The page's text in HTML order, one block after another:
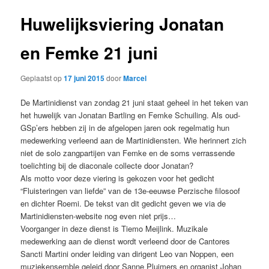
Huwelijksviering Jonatan
en Femke 21 juni
Geplaatst op17 juni 2015doorMarcel
De Martinidienst van zondag 21 juni staat geheel in het teken van
het huwelijk van Jonatan Bartling en Femke Schuiling. Als oud-
GSp’ers hebben zij in de afgelopen jaren ook regelmatig hun
medewerking verleend aan de Martinidiensten. Wie herinnert zich
niet de solo zangpartijen van Femke en de soms verrassende
toelichting bij de diaconale collecte door Jonatan?
Als motto voor deze viering is gekozen voor het gedicht
“Fluisteringen van liefde” van de 13e-eeuwse Perzische filosoof
en dichter Roemi. De tekst van dit gedicht geven we via de
Martinidiensten-website nog even niet prijs…
Voorganger in deze dienst is Tiemo Meijlink. Muzikale
medewerking aan de dienst wordt verleend door de Cantores
Sancti Martini onder leiding van dirigent Leo van Noppen, een
muziekensemble geleid door Sanne Pluimers en organist Johan